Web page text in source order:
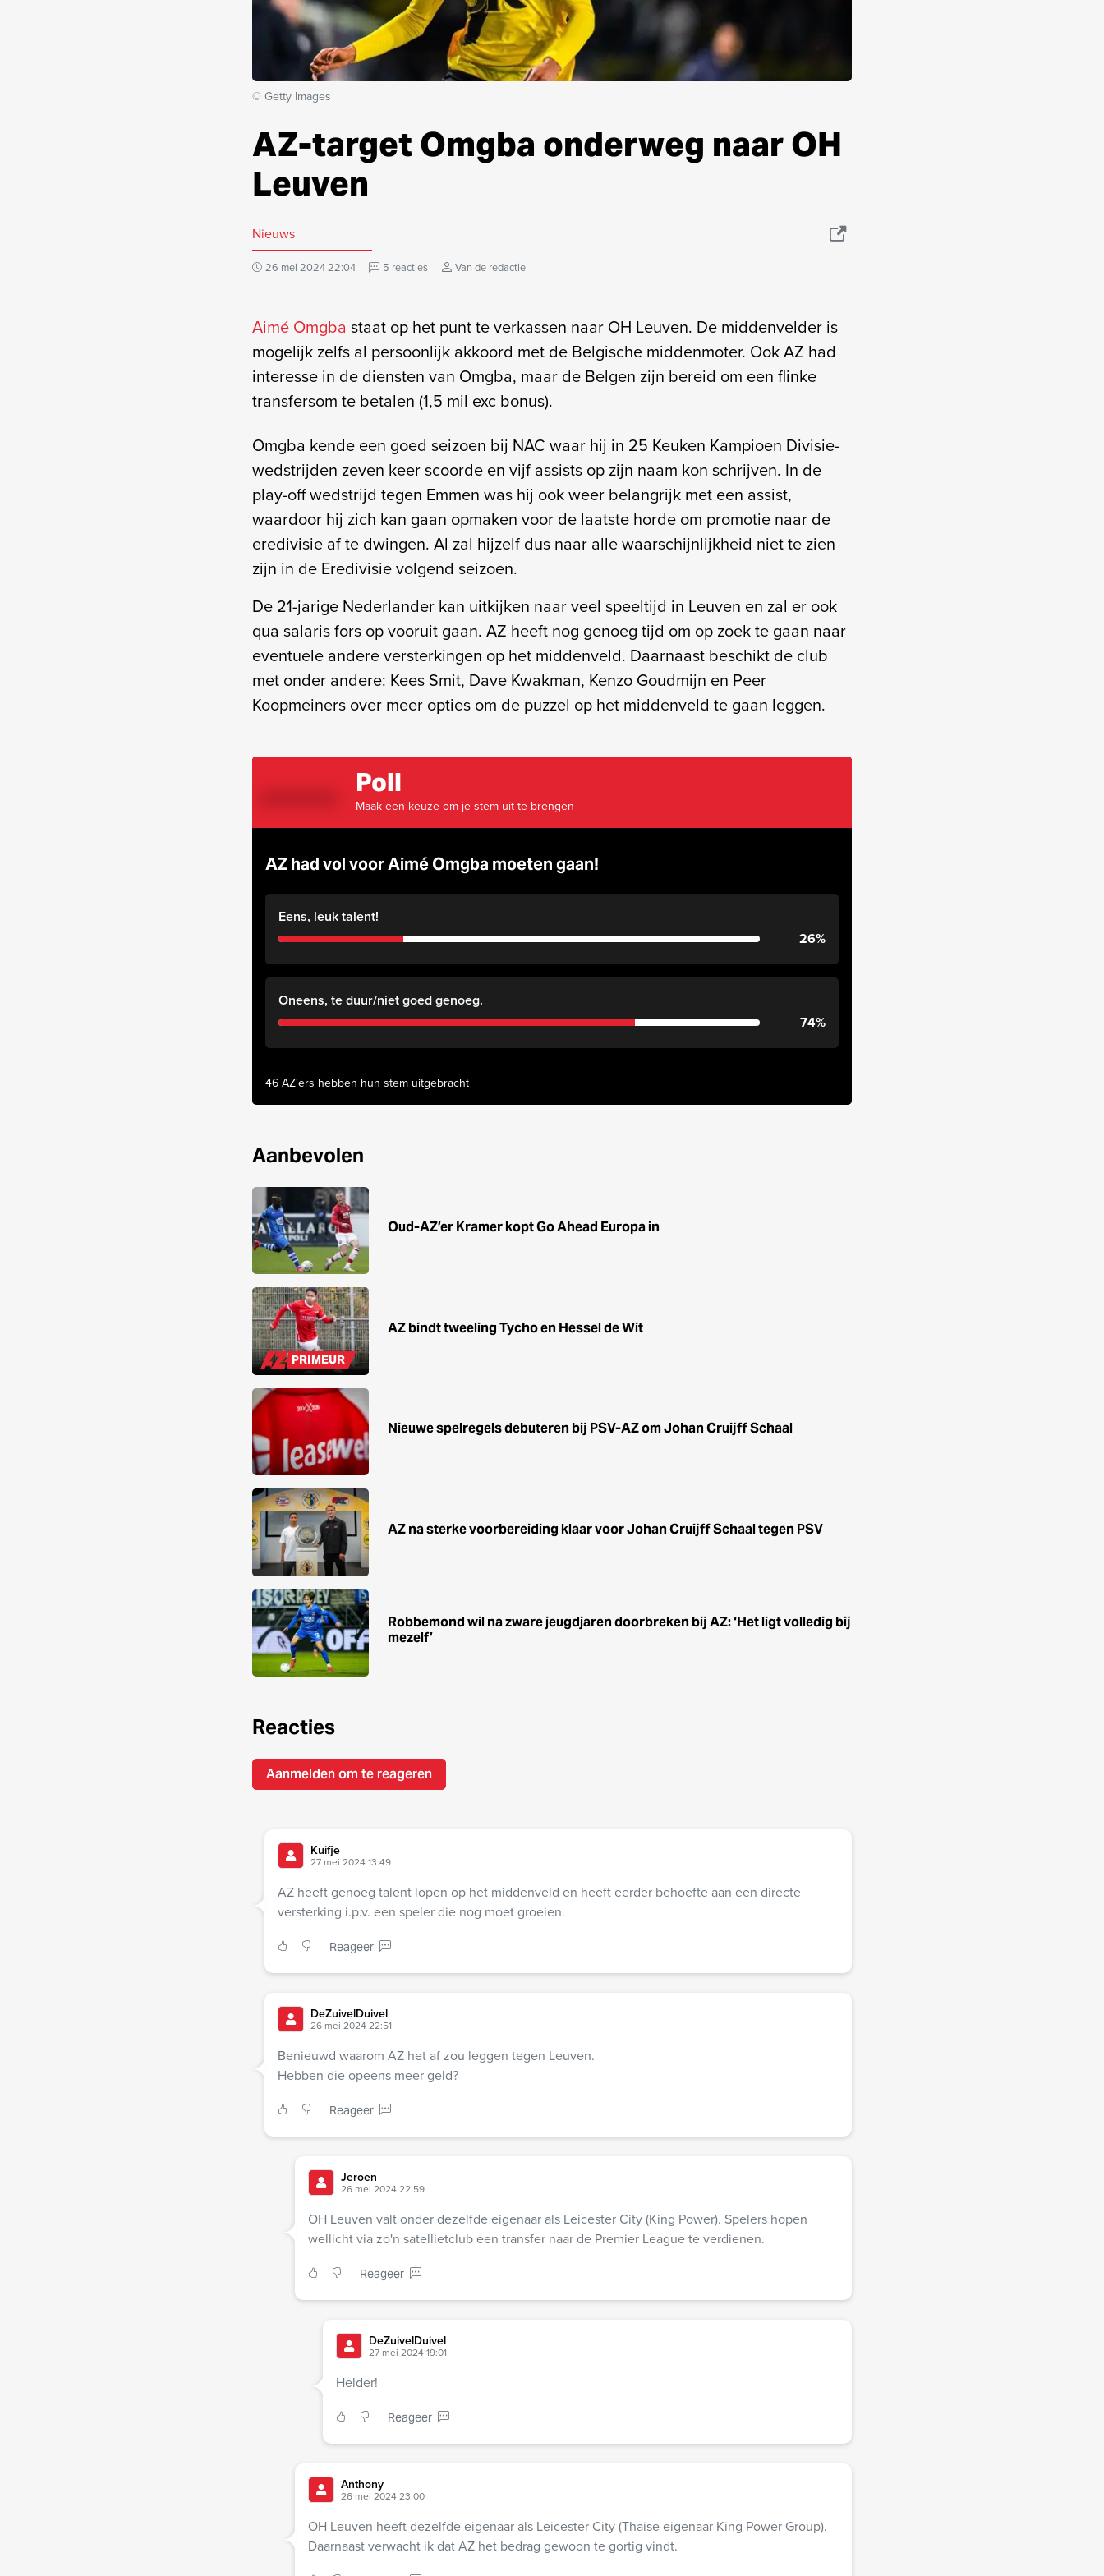
© Getty Images
AZ-target Omgba onderweg naar OH
Leuven
Nieuws
26 mei 2024 22:04 5 reacties Van de redactie
Aimé Omgba staat op het punt te verkassen naar OH Leuven. De middenvelder is
mogelijk zelfs al persoonlijk akkoord met de Belgische middenmoter. Ook AZ had
interesse in de diensten van Omgba, maar de Belgen zijn bereid om een flinke
transfersom te betalen (1,5 mil exc bonus).
Omgba kende een goed seizoen bij NAC waar hij in 25 Keuken Kampioen Divisie-
wedstrijden zeven keer scoorde en vijf assists op zijn naam kon schrijven. In de
play-off wedstrijd tegen Emmen was hij ook weer belangrijk met een assist,
waardoor hij zich kan gaan opmaken voor de laatste horde om promotie naar de
eredivisie af te dwingen. Al zal hijzelf dus naar alle waarschijnlijkheid niet te zien
zijn in de Eredivisie volgend seizoen.
De 21-jarige Nederlander kan uitkijken naar veel speeltijd in Leuven en zal er ook
qua salaris fors op vooruit gaan. AZ heeft nog genoeg tijd om op zoek te gaan naar
eventuele andere versterkingen op het middenveld. Daarnaast beschikt de club
met onder andere: Kees Smit, Dave Kwakman, Kenzo Goudmijn en Peer
Koopmeiners over meer opties om de puzzel op het middenveld te gaan leggen.
Poll
Maak een keuze om je stem uit te brengen
AZ had vol voor Aimé Omgba moeten gaan!
Eens, leuk talent!
26%
Oneens, te duur/niet goed genoeg.
74%
46 AZ'ers hebben hun stem uitgebracht
Aanbevolen
Oud-AZ’er Kramer kopt Go Ahead Europa in
AZ bindt tweeling Tycho en Hessel de Wit
PRIMEUR
Nieuwe spelregels debuteren bij PSV-AZ om Johan Cruijff Schaal
AZ na sterke voorbereiding klaar voor Johan Cruijff Schaal tegen PSV
Robbemond wil na zware jeugdjaren doorbreken bij AZ: ‘Het ligt volledig bij
mezelf’
Reacties
Aanmelden om te reageren
Kuifje
27 mei 2024 13:49
AZ heeft genoeg talent lopen op het middenveld en heeft eerder behoefte aan een directe
versterking i.p.v. een speler die nog moet groeien.
Reageer
DeZuivelDuivel
26 mei 2024 22:51
Benieuwd waarom AZ het af zou leggen tegen Leuven.
Hebben die opeens meer geld?
Reageer
Jeroen
26 mei 2024 22:59
OH Leuven valt onder dezelfde eigenaar als Leicester City (King Power). Spelers hopen
wellicht via zo'n satellietclub een transfer naar de Premier League te verdienen.
Reageer
DeZuivelDuivel
27 mei 2024 19:01
Helder!
Reageer
Anthony
26 mei 2024 23:00
OH Leuven heeft dezelfde eigenaar als Leicester City (Thaise eigenaar King Power Group).
Daarnaast verwacht ik dat AZ het bedrag gewoon te gortig vindt.